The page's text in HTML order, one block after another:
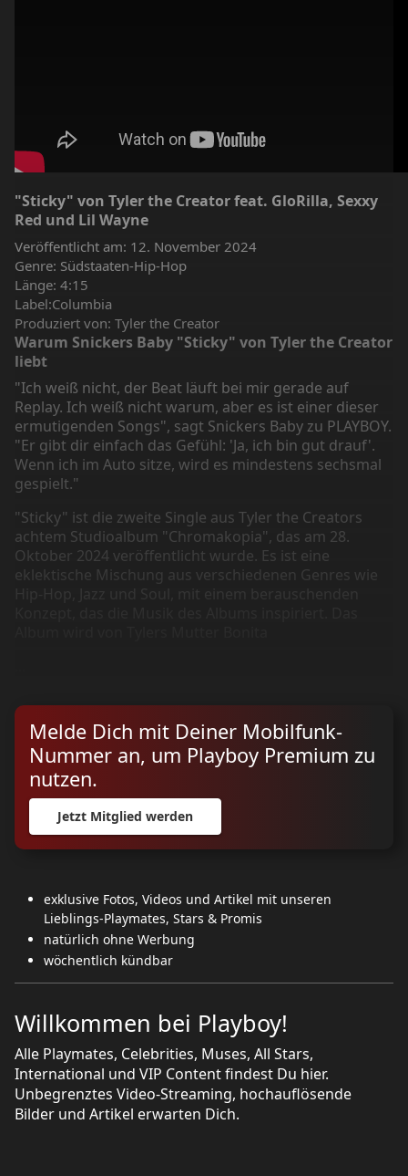
"Sticky" von Tyler the Creator feat. GloRilla, Sexxy
Red und Lil Wayne
Veröffentlicht am: 12. November 2024
Genre: Südstaaten-Hip-Hop
Länge: 4:15
Label:Columbia
Produziert von: Tyler the Creator
Warum Snickers Baby "Sticky" von Tyler the Creator
liebt
"Ich weiß nicht, der Beat läuft bei mir gerade auf
Replay. Ich weiß nicht warum, aber es ist einer dieser
ermutigenden Songs", sagt Snickers Baby zu PLAYBOY.
"Er gibt dir einfach das Gefühl: 'Ja, ich bin gut drauf'.
Wenn ich im Auto sitze, wird es mindestens sechsmal
gespielt."
"Sticky" ist die zweite Single aus Tyler the Creators
achtem Studioalbum "Chromakopia", das am 28.
Oktober 2024 veröffentlicht wurde. Es ist eine
eklektische Mischung aus verschiedenen Genres wie
Melde Dich mit Deiner Mobilfunk-
Nummer an, um Playboy Premium zu
nutzen.
Jetzt Mitglied werden
exklusive Fotos, Videos und Artikel mit unseren
Lieblings-Playmates, Stars & Promis
natürlich ohne Werbung
wöchentlich kündbar
Willkommen bei Playboy!
Alle Playmates, Celebrities, Muses, All Stars,
International und VIP Content findest Du hier.
Unbegrenztes Video-Streaming, hochauflösende
Bilder und Artikel erwarten Dich.